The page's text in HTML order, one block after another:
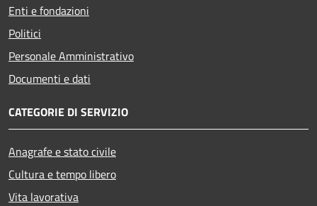
Enti e fondazioni
Politici
Personale Amministrativo
Documenti e dati
CATEGORIE DI SERVIZIO
Anagrafe e stato civile
Cultura e tempo libero
Vita lavorativa